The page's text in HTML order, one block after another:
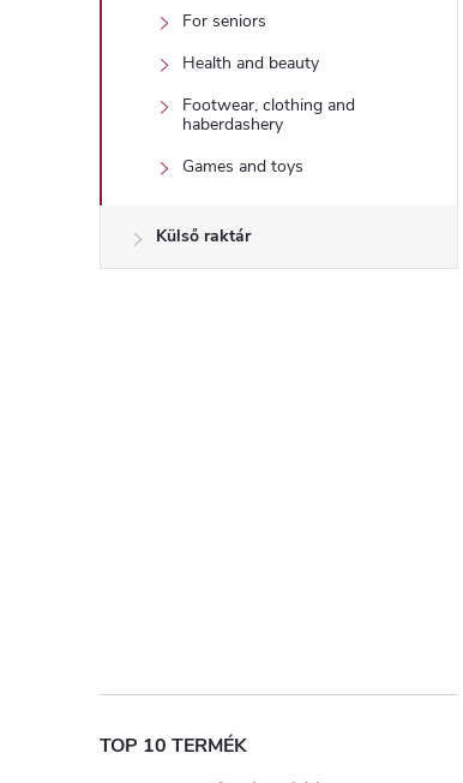
For seniors
Health and beauty
Footwear, clothing and
haberdashery
Games and toys
Külső raktár
TOP 10 TERMÉK